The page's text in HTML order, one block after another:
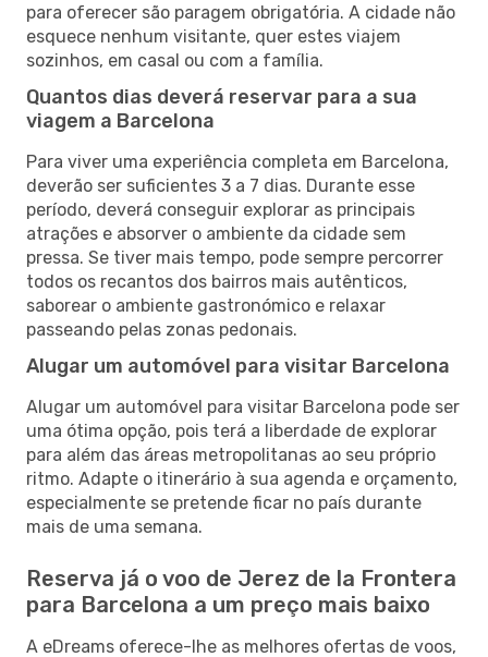
para oferecer são paragem obrigatória. A cidade não
esquece nenhum visitante, quer estes viajem
sozinhos, em casal ou com a família.
Quantos dias deverá reservar para a sua
viagem a Barcelona
Para viver uma experiência completa em Barcelona,
deverão ser suficientes 3 a 7 dias. Durante esse
período, deverá conseguir explorar as principais
atrações e absorver o ambiente da cidade sem
pressa. Se tiver mais tempo, pode sempre percorrer
todos os recantos dos bairros mais autênticos,
saborear o ambiente gastronómico e relaxar
passeando pelas zonas pedonais.
Alugar um automóvel para visitar Barcelona
Alugar um automóvel para visitar Barcelona pode ser
uma ótima opção, pois terá a liberdade de explorar
para além das áreas metropolitanas ao seu próprio
ritmo. Adapte o itinerário à sua agenda e orçamento,
especialmente se pretende ficar no país durante
mais de uma semana.
Reserva já o voo de Jerez de la Frontera
para Barcelona a um preço mais baixo
A eDreams oferece-lhe as melhores ofertas de voos,